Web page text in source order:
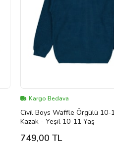
Kargo Bedava
Civil Boys Waffle Örgülü 10-
Kazak - Yeşil 10-11 Yaş
749,00 TL